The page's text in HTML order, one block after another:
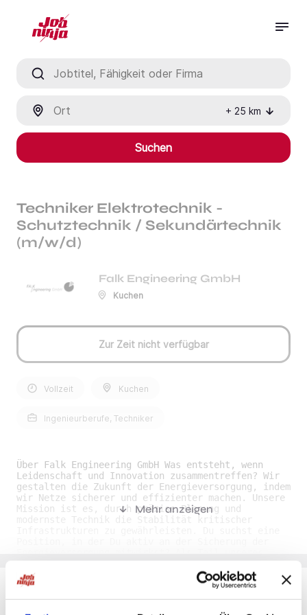
+ 25 km
Suchen
Techniker Elektrotechnik -
Schutztechnik / Sekundärtechnik
(m/w/d)
Falk Engineering GmbH
Kuchen
Zur Zeit nicht verfügbar
Vollzeit Kuchen
Ingenieurberufe, Techniker
Über Falk Engineering GmbH Was entsteht, wenn
Leidenschaft und Innovation zusammentreffen? Wir
gestalten die Zukunft der Energieversorgung, indem
wir Netze sicherer und effizienter machen. Unsere
Mission ist es, durch präzise Planung und
modernste Technik die Stabilität kritischer
Teams übernimmst Du die Planung, Projektierung und
Ausführung von Sekundär- und Schaltgerätetechnik.
Du setzt modernste Drohnentechnologie ein, um
Mehr anzeigen